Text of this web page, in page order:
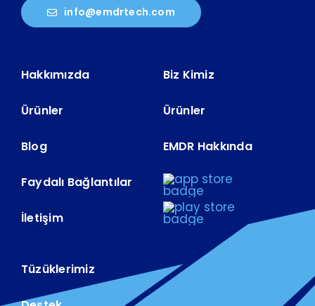
Ürünler
Blog
Faydalı Bağlantılar
İletişim
Ürünler
EMDR Hakkında
Destek